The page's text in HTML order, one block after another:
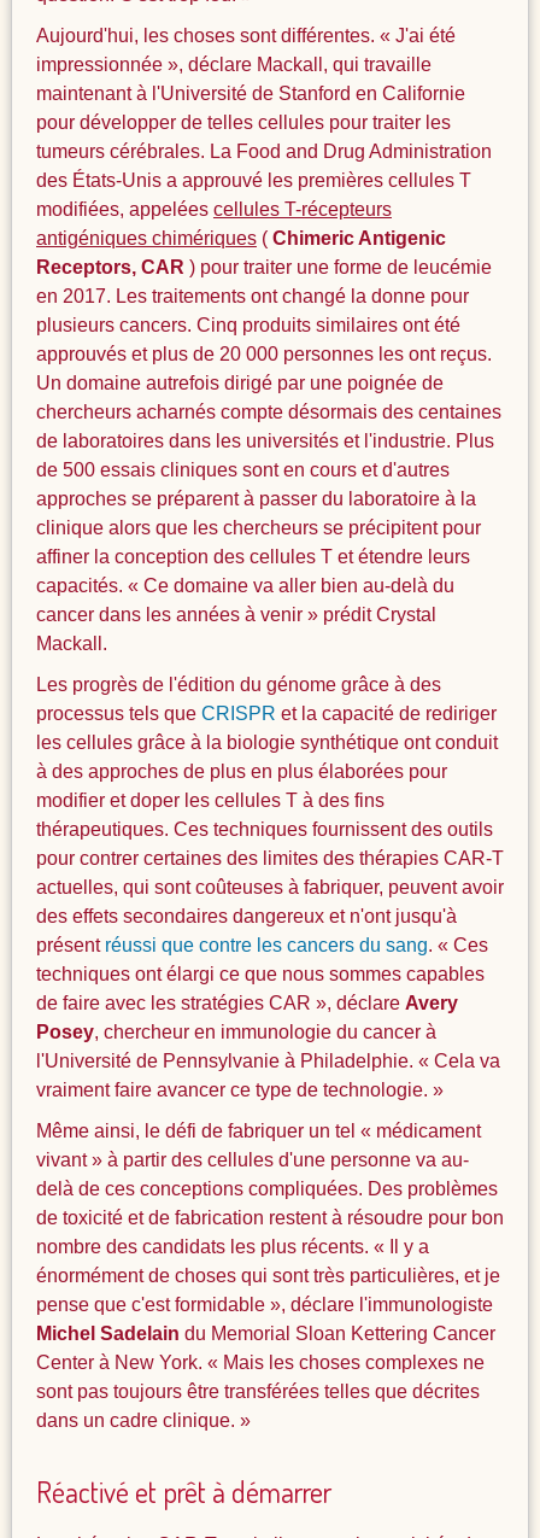
Aujourd'hui, les choses sont différentes. « J'ai été
impressionnée », déclare Mackall, qui travaille
maintenant à l'Université de Stanford en Californie
pour développer de telles cellules pour traiter les
tumeurs cérébrales. La Food and Drug Administration
des États-Unis a approuvé les premières cellules T
modifiées, appelées cellules T-récepteurs
antigéniques chimériques( Chimeric Antigenic
Receptors, CAR ) pour traiter une forme de leucémie
en 2017. Les traitements ont changé la donne pour
plusieurs cancers. Cinq produits similaires ont été
approuvés et plus de 20 000 personnes les ont reçus.
Un domaine autrefois dirigé par une poignée de
chercheurs acharnés compte désormais des centaines
de laboratoires dans les universités et l'industrie. Plus
de 500 essais cliniques sont en cours et d'autres
approches se préparent à passer du laboratoire à la
clinique alors que les chercheurs se précipitent pour
affiner la conception des cellules T et étendre leurs
capacités. « Ce domaine va aller bien au-delà du
cancer dans les années à venir » prédit Crystal
Mackall.
Les progrès de l'édition du génome grâce à des
processus tels que CRISPR et la capacité de rediriger
les cellules grâce à la biologie synthétique ont conduit
à des approches de plus en plus élaborées pour
modifier et doper les cellules T à des fins
thérapeutiques. Ces techniques fournissent des outils
pour contrer certaines des limites des thérapies CAR-T
actuelles, qui sont coûteuses à fabriquer, peuvent avoir
des effets secondaires dangereux et n'ont jusqu'à
présent réussi que contre les cancers du sang. « Ces
techniques ont élargi ce que nous sommes capables
de faire avec les stratégies CAR », déclare Avery
Posey, chercheur en immunologie du cancer à
l'Université de Pennsylvanie à Philadelphie. « Cela va
vraiment faire avancer ce type de technologie. »
Même ainsi, le défi de fabriquer un tel « médicament
vivant » à partir des cellules d'une personne va au-
delà de ces conceptions compliquées. Des problèmes
de toxicité et de fabrication restent à résoudre pour bon
nombre des candidats les plus récents. « Il y a
énormément de choses qui sont très particulières, et je
pense que c'est formidable », déclare l'immunologiste
Michel Sadelain du Memorial Sloan Kettering Cancer
Center à New York. « Mais les choses complexes ne
sont pas toujours être transférées telles que décrites
dans un cadre clinique. »
Réactivé et prêt à démarrer